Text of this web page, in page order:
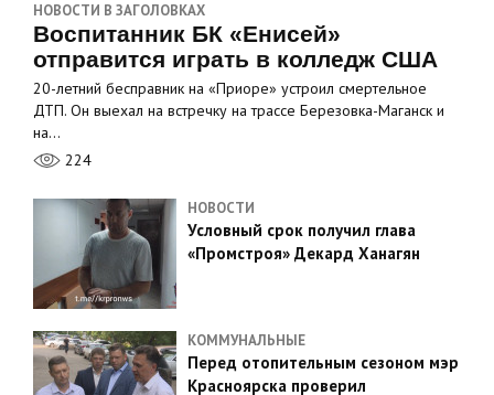
НОВОСТИ В ЗАГОЛОВКАХ
Воспитанник БК «Енисей»
отправится играть в колледж США
20-летний бесправник на «Приоре» устроил смертельное
ДТП. Он выехал на встречку на трассе Березовка-Маганск и
на…
224
НОВОСТИ
Условный срок получил глава
«Промстроя» Декард Ханагян
КОММУНАЛЬНЫЕ
Перед отопительным сезоном мэр
Красноярска проверил